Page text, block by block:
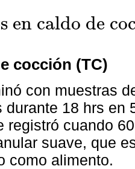
s en caldo de co
o de co ción=(peso e vas o c/sóli
cocción (TC)
con muestras
durante 18 hrs en
registró cuando
suave, que
como alimento.